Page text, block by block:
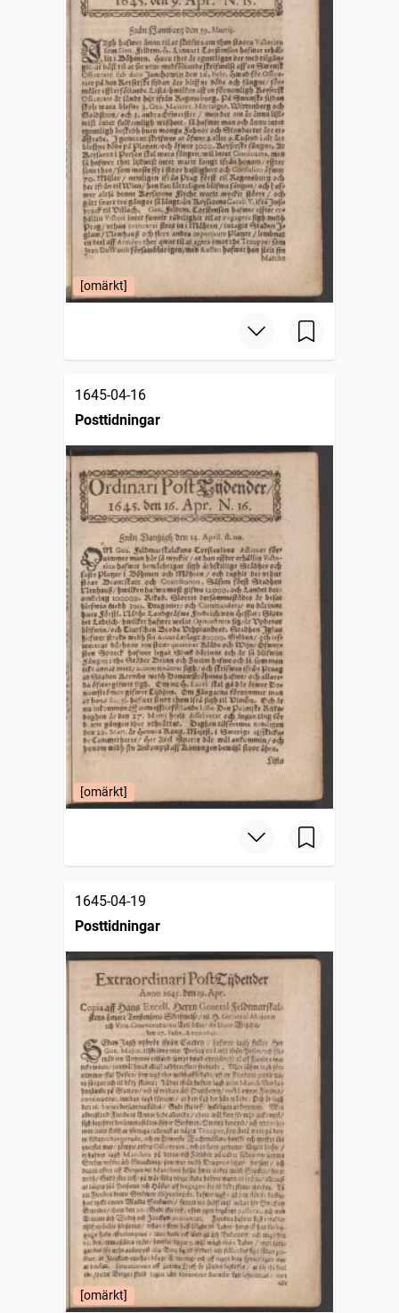
[omärkt]
1645-04-16
Posttidningar
[omärkt]
1645-04-19
Posttidningar
[omärkt]